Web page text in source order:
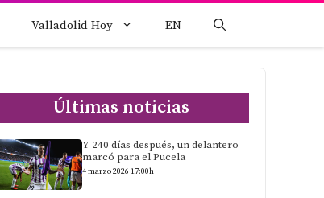
Valladolid Hoy EN
Últimas noticias
Y 240 días después, un delantero
marcó para el Pucela
4 marzo 2026 17:00h